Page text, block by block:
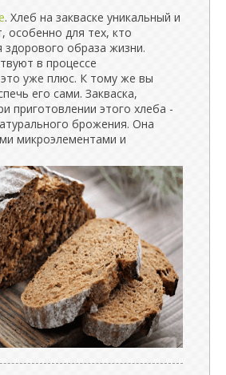
. Хлеб на закваске уникальный и
особенно для тех, кто
здорового образа жизни.
в процессе
уже плюс. К тому же вы
его сами. Закваска,
приготовлении этого хлеба -
брожения. Она
микроэлементами и